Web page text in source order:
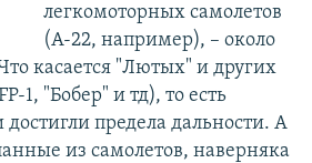
легкомоторных самолетов
(А-22, например), – около
касается "Лютых" и других
1, "Бобер" и тд), то есть
предела дальности. А
из самолетов, наверняка